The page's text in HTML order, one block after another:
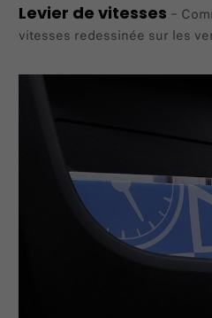
Levier de vitesses –
vitesses redessinée sur les
levier gainé de cuir.